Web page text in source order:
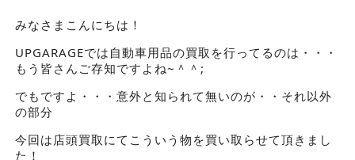
みなさまこんにちは！
UPGARAGEでは自動車用品の買取を行ってるのは・・・
もう皆さんご存知ですよね~＾＾;
でもですよ・・・意外と知られて無いのが・・それ以外
の部分
今回は店頭買取にてこういう物を買い取らせて頂きまし
た！